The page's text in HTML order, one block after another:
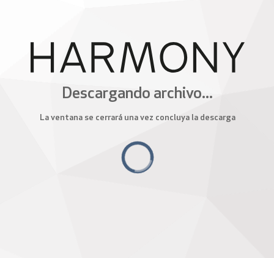
Descargando archivo...
La ventana se cerrará una vez concluya la descarga